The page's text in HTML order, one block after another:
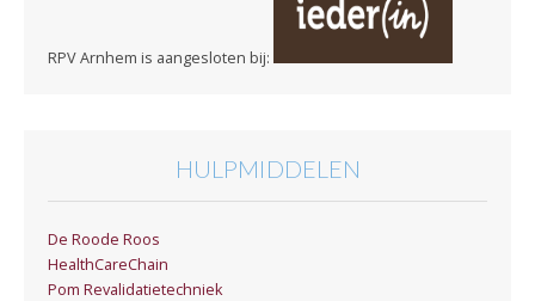
RPV Arnhem is aangesloten bij:
HULPMIDDELEN
De Roode Roos
HealthCareChain
Pom Revalidatietechniek